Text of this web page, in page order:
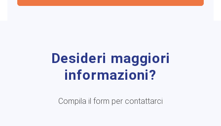
Desideri maggiori
informazioni?
Compila il form per contattarci